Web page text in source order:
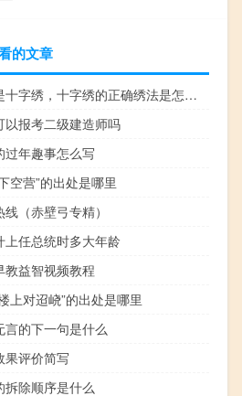
的文章
什么是十字绣，十字绣的正确绣法是怎样绣的？
以报考二级建造师吗
过年趣事怎么写
空营”的出处是哪里
（赤壁弓专精）
上任总统时多大年龄
教益智视频教程
上对迢峣”的出处是哪里
言的下一句是什么
果评价简写
拆除顺序是什么